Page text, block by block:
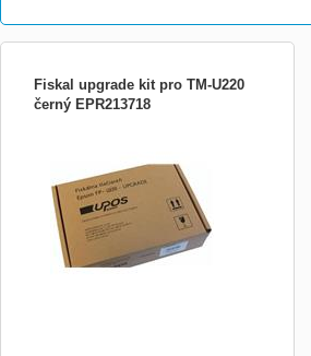
Fiskal upgrade kit pro TM-U220
černý EPR213718